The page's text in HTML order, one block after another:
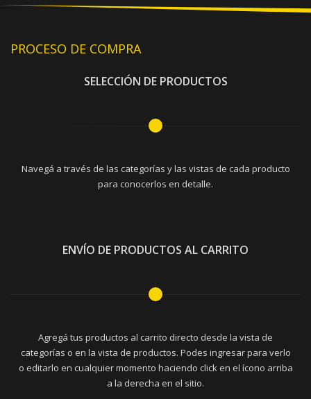
PROCESO DE COMPRA
SELECCIÓN DE PRODUCTOS
Navegá a través de las categorías y las vistas de cada producto
para conocerlos en detalle.
ENVÍO DE PRODUCTOS AL CARRITO
Agregá tus productos al carrito directo desde la vista de
categorías o en la vista de productos. Podes ingresar para verlo
o editarlo en cualquier momento haciendo click en el ícono arriba
a la derecha en el sitio.